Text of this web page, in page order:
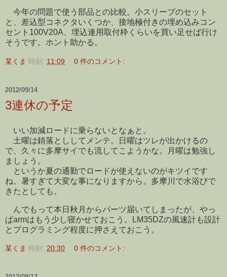
今年の問題で使う部品との比較。小スリーブのセット
と、差込型コネクタいくつか、接地極付きの埋め込みコン
セント100V20A、埋込連用取付枠くらいを買い足せば行け
そうです。ホント助かる。
某くま 時刻: 11:09 0 件のコメント:
2012/09/14
3連休の予定
いい加減ロードに乗らないとなぁと。
土曜は錆落とししてメンテ。日曜はツレが出かけるの
で、久々に多摩サイでも流してこようかな。月曜は勉強し
ましょう。
というか夏の通勤でロードが使えないのがキツイです
ね。暑すぎて大変な事になりますから。多摩川で水浴びで
きたとしても。
んでもって本日秋月からパーツ届いてしまったが、やっ
ぱarmはもう少し寝かせておこう。LM35DZの風速計も設計
とプログラミング程度に押さえておこう。
某くま 時刻: 20:30 0 件のコメント: